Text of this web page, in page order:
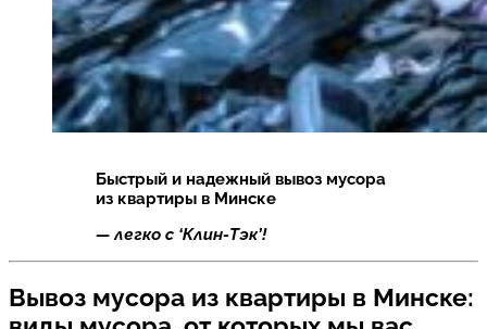
Быстрый и надежный вывоз мусора
из квартиры в Минске
— легко с ‘Клин-Тэк’!
Вывоз мусора из квартиры в Минске: